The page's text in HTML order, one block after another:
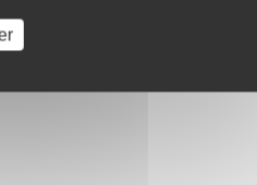
Alain, PETIT Ludovic